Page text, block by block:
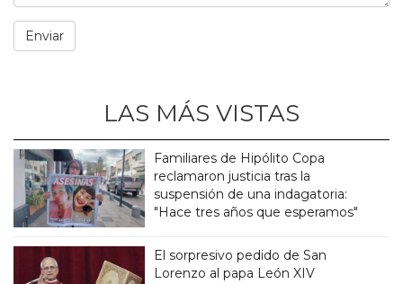
LAS MÁS VISTAS
Familiares de Hipólito Copa
reclamaron justicia tras la
suspensión de una indagatoria:
"Hace tres años que esperamos"
El sorpresivo pedido de San
Lorenzo al papa León XIV